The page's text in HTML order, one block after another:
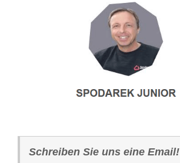
Schreiben Sie uns eine Email!